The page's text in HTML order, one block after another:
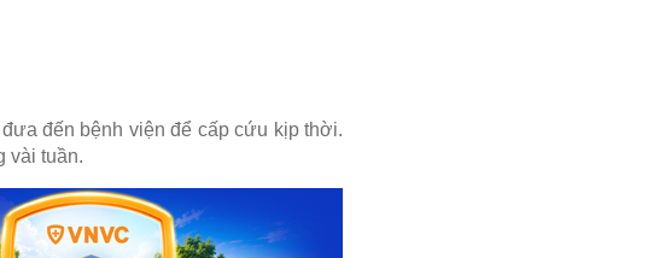
đến bệnh viện để cấp cứu kịp thời.
vài tuần.